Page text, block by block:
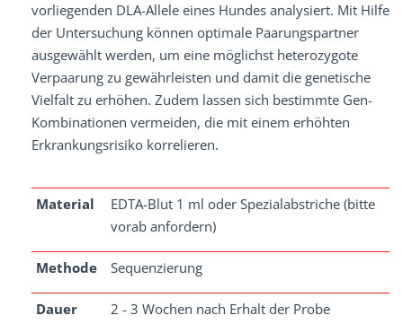
vorliegenden DLA-Allele eines Hundes analysiert. Mit Hilfe
der Untersuchung können optimale Paarungspartner
ausgewählt werden, um eine möglichst heterozygote
Verpaarung zu gewährleisten und damit die genetische
Vielfalt zu erhöhen. Zudem lassen sich bestimmte Gen-
Kombinationen vermeiden, die mit einem erhöhten
Erkrankungsrisiko korrelieren.
Material
EDTA-Blut 1 ml oder Spezialabstriche (bitte
vorab anfordern)
Methode Sequenzierung
Dauer 2 - 3 Wochen nach Erhalt der Probe